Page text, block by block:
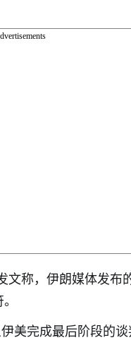
称，伊朗媒体发布
美完成最后阶段的